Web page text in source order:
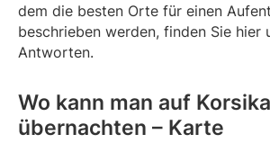
dem die besten Orte für einen
beschrieben werden, finden Sie hier
Antworten.
Wo kann man auf Korsika
übernachten – Karte